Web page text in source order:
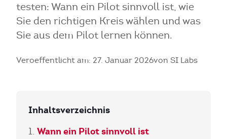
testen: Wann ein Pilot sinnvoll ist, wie
Sie den richtigen Kreis wählen und was
Sie aus dem Pilot lernen können.
Veroeffentlicht am: 27. Januar 2026von SI Labs
Inhaltsverzeichnis
Wann ein Pilot sinnvoll ist